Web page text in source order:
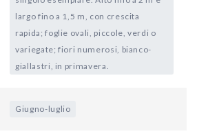
largo fino a 1,5 m, con crescita
rapida; foglie ovali, piccole, verdi o
variegate; fiori numerosi, bianco-
giallastri, in primavera.
Giugno-luglio